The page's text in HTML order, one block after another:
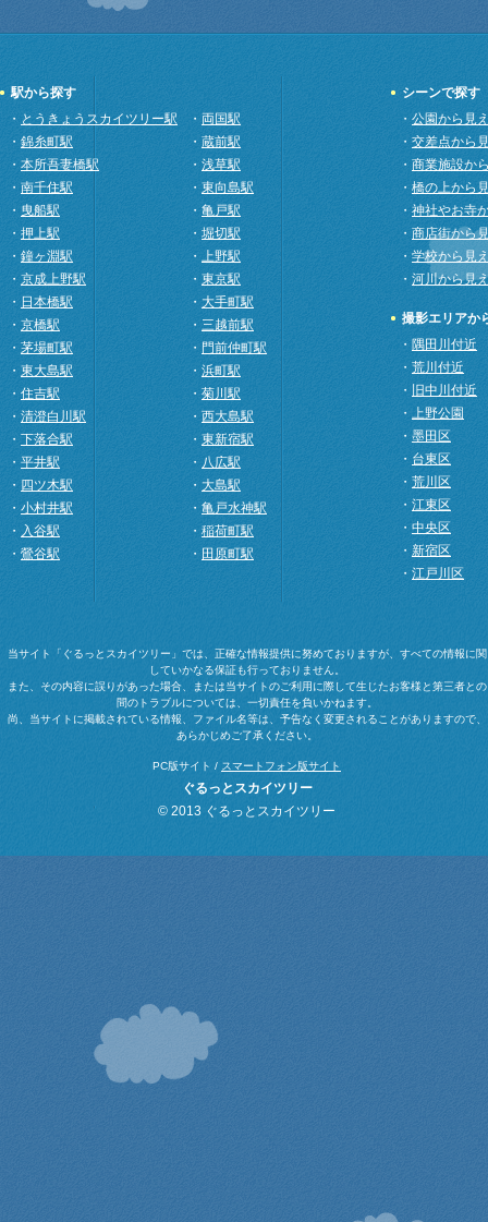
駅から探す
・ とうきょうスカイツリー駅 ・ 両国駅
・ 錦糸町駅 ・ 蔵前駅
・ 本所吾妻橋駅 ・ 浅草駅
・ 南千住駅 ・ 東向島駅
・ 曳船駅 ・ 亀戸駅
・ 押上駅 ・ 堀切駅
・ 鐘ヶ淵駅 ・ 上野駅
・ 京成上野駅 ・ 東京駅
・ 日本橋駅 ・ 大手町駅
・ 京橋駅 ・ 三越前駅
・ 茅場町駅 ・ 門前仲町駅
・ 東大島駅 ・ 浜町駅
・ 住吉駅 ・ 菊川駅
・ 清澄白川駅 ・ 西大島駅
・ 下落合駅 ・ 東新宿駅
・ 平井駅 ・ 八広駅
・ 四ツ木駅 ・ 大島駅
・ 小村井駅 ・ 亀戸水神駅
・ 入谷駅 ・ 稲荷町駅
・ 鶯谷駅 ・ 田原町駅
シーンで探す
・ 公園から見
・ 交差点から
・ 商業施設か
・ 橋の上から
・ 神社やお寺
・ 商店街から
・ 学校から見
・ 河川から見
撮影エリアか
・ 隅田川付近
・ 荒川付近
・
旧中川付近
・ 上野公園
・ 墨田区
・ 台東区
・ 荒川区
・ 江東区
・ 中央区
・ 新宿区
・ 江戸川区
当サイト「ぐるっとスカイツリー」では、正確な情報提供に努めておりますが、すべての情報に関
していかなる保証も行っておりません。
また、その内容に誤りがあった場合、または当サイトのご利用に際して生じたお客様と第三者との
間のトラブルについては、一切責任を負いかねます。
尚、当サイトに掲載されている情報、ファイル名等は、予告なく変更されることがありますので、
あらかじめご了承ください。
PC版サイト / スマートフォン版サイト
ぐるっとスカイツリー
© 2013 ぐるっとスカイツリー